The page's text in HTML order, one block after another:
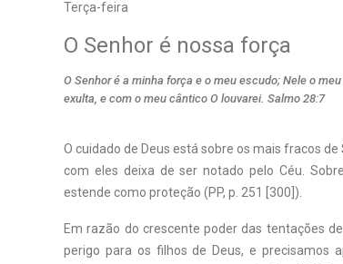
Terça-feira
O Senhor é nossa força
O Senhor é a minha força e o meu escudo; Nele o
exulta, e com o meu cântico O louvarei. Salmo 28:7
O cuidado de Deus está sobre os mais fracos
com eles deixa de ser notado pelo Céu.
estende como proteção (PP, p. 251 [300]).
Em razão do crescente poder das tentações
perigo para os filhos de Deus, e precisamos